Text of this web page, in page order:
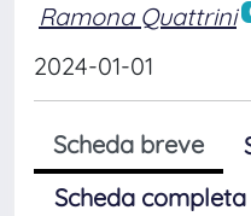
Ramona Quattrini
2024-01-01
Scheda breve
Scheda completa